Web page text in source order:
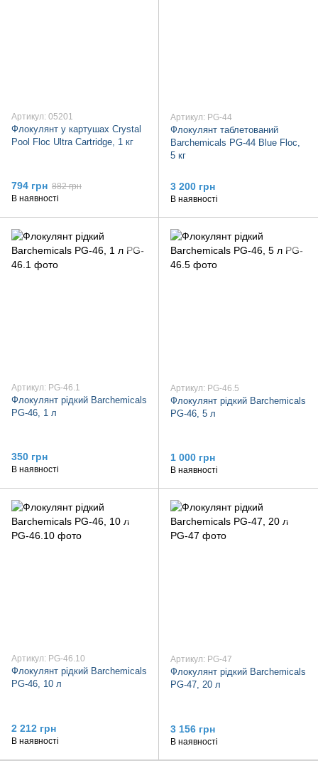
Артикул: 05201
Флокулянт у картушах Crystal
Pool Floc Ultra Cartridge, 1 кг
794 грн 882 грн
В наявності
Артикул: PG-44
Флокулянт таблетований
Barchemicals PG-44 Blue Floc,
5 кг
3 200 грн
В наявності
Артикул: PG-46.1
Флокулянт рідкий Barchemicals
PG-46, 1 л
350 грн
В наявності
Артикул: PG-46.5
Флокулянт рідкий Barchemicals
PG-46, 5 л
1 000 грн
В наявності
Артикул: PG-46.10
Флокулянт рідкий Barchemicals
PG-46, 10 л
2 212 грн
В наявності
Артикул: PG-47
Флокулянт рідкий Barchemicals
PG-47, 20 л
3 156 грн
В наявності